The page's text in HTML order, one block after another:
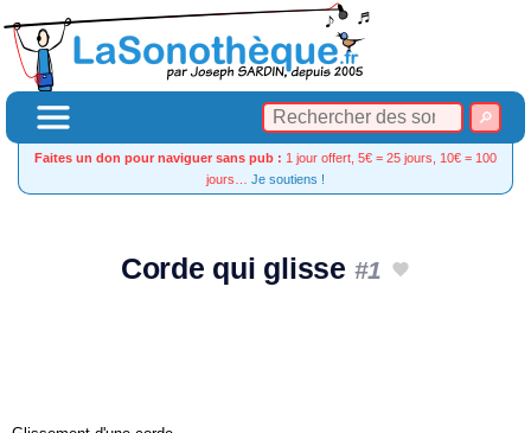
Faites un don pour naviguer sans pub : 1 jour offert, 5€ = 25 jours, 10€ = 100
jours… Je soutiens !
Corde qui glisse #1